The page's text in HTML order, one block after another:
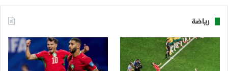
رياضة